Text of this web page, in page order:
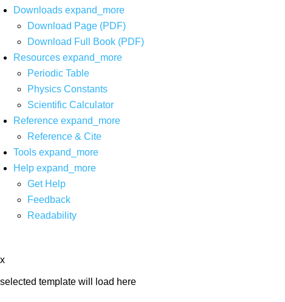
Downloads expand_more
Download Page (PDF)
Download Full Book (PDF)
Resources expand_more
Periodic Table
Physics Constants
Scientific Calculator
Reference expand_more
Reference & Cite
Tools expand_more
Help expand_more
Get Help
Feedback
Readability
x
selected template will load here